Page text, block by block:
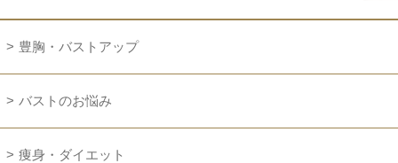
豊胸・バストアップ
バストのお悩み
痩身・ダイエット